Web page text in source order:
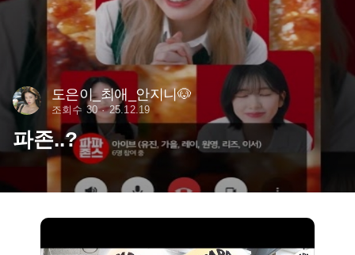
도은이_최애_안지니🐶
조회수 30 25.12.19
파존..?